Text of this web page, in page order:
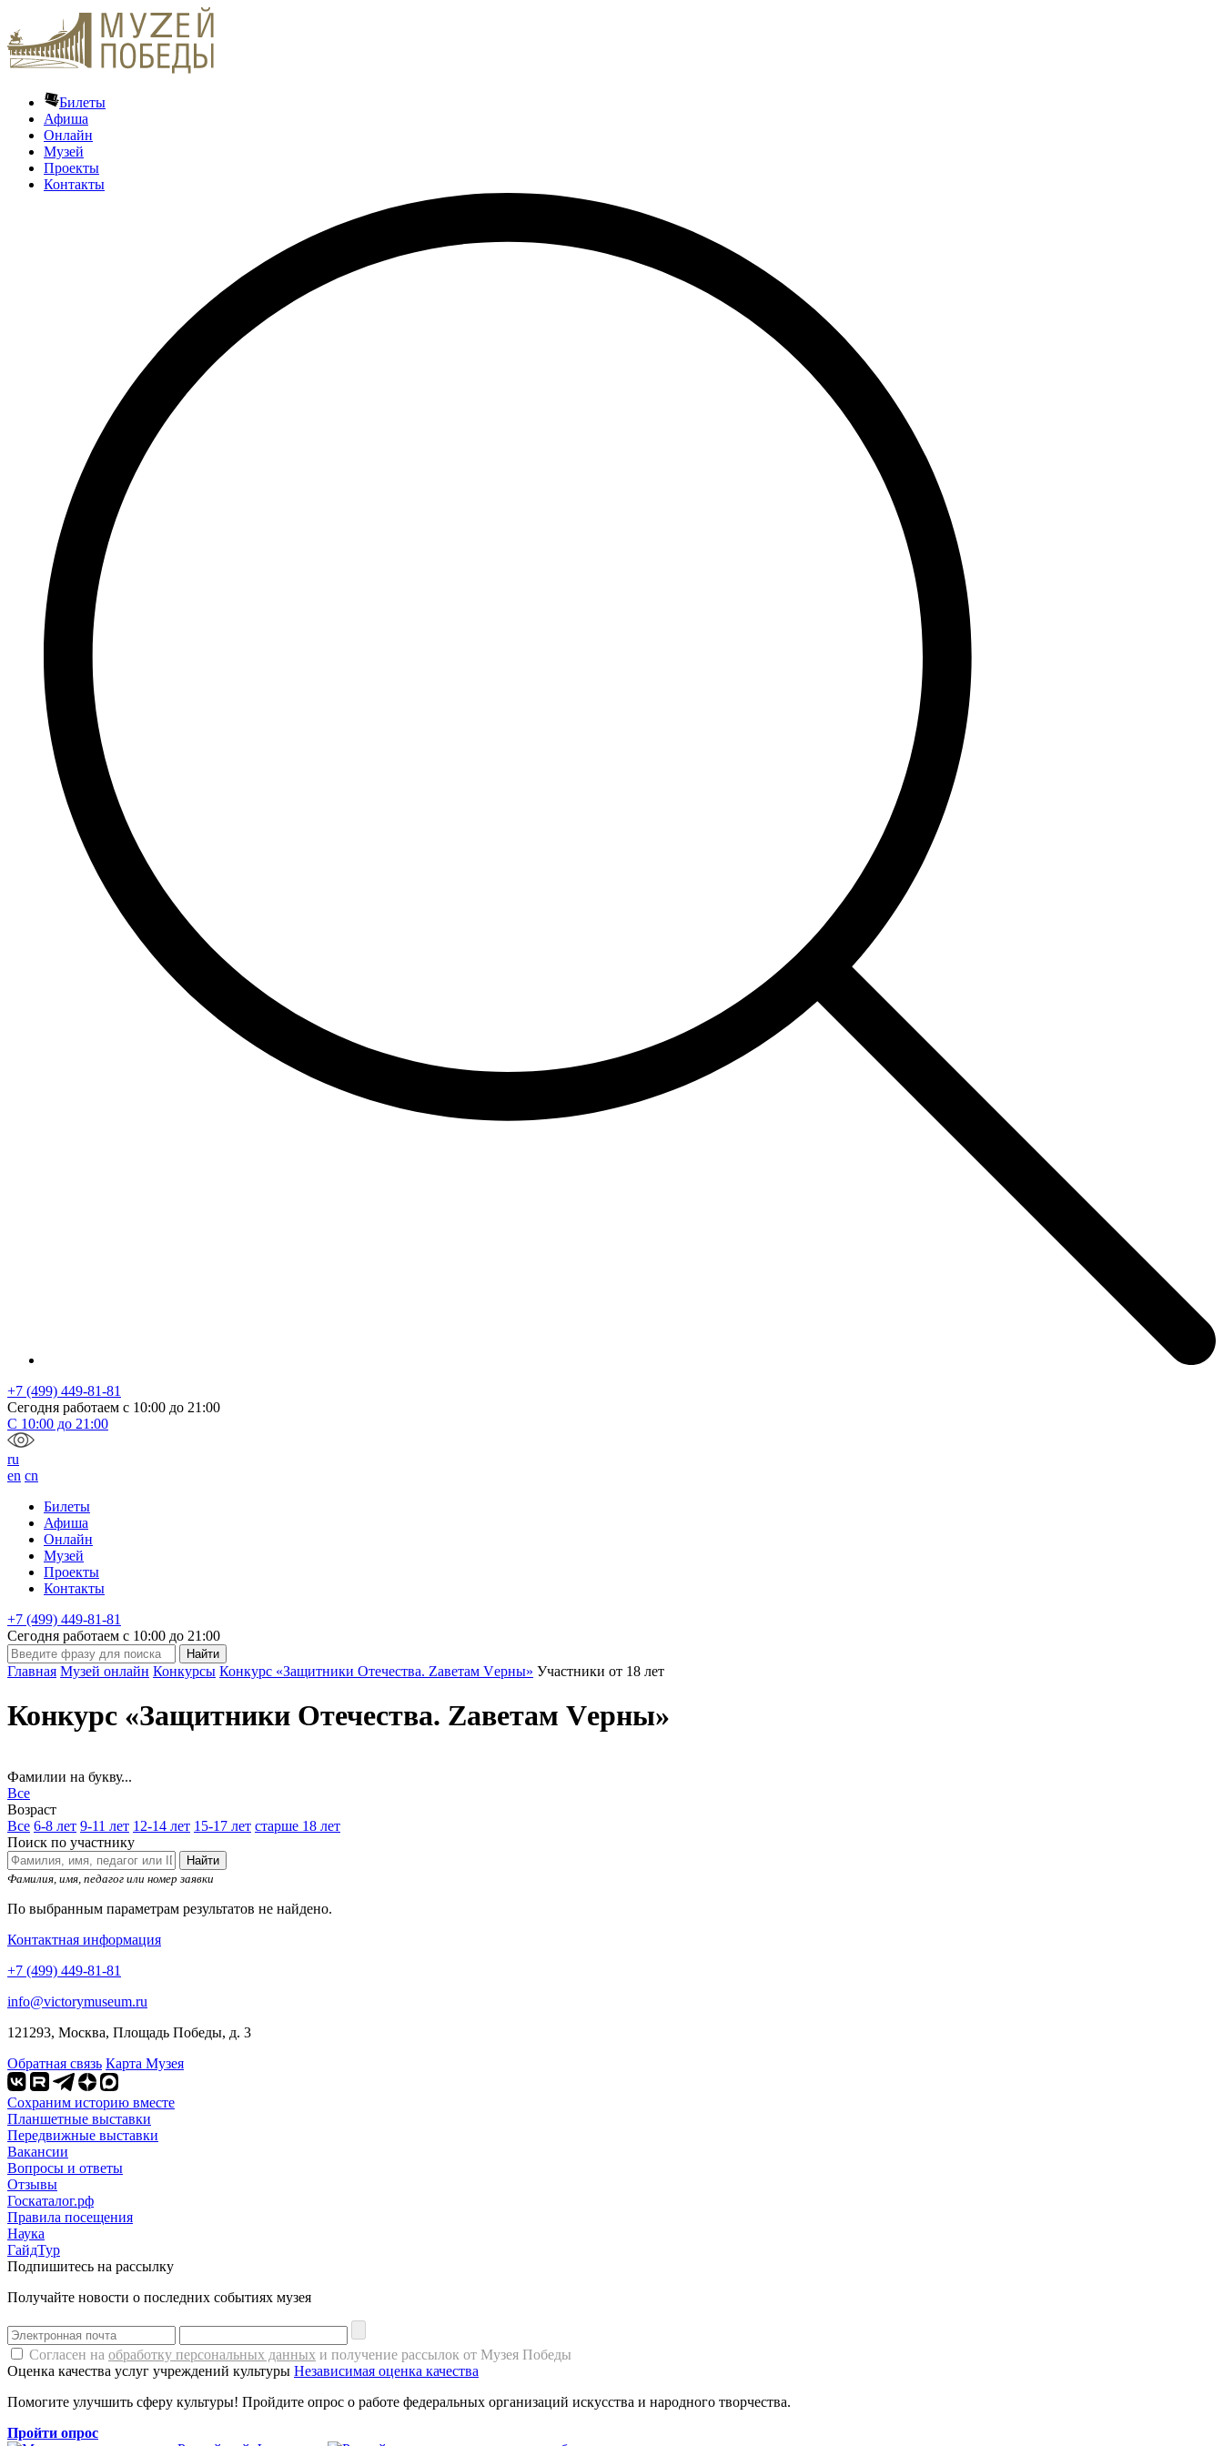
Билеты
Афиша
Онлайн
Музей
Проекты
Контакты
+7 (499) 449-81-81
Сегодня работаем с 10:00 до 21:00
С 10:00 до 21:00
ru
en cn
Билеты
Афиша
Онлайн
Музей
Проекты
Контакты
+7 (499) 449-81-81
Сегодня работаем с 10:00 до 21:00
Главная Музей онлайн Конкурсы Конкурс «Защитники Отечества. Zаветам Vерны» Участники от 18 лет
Конкурс «Защитники Отечества. Zаветам Vерны»
Фамилии на букву...
Все
Возраст
Все 6-8 лет 9-11 лет 12-14 лет 15-17 лет старше 18 лет
Поиск по участнику
Найти
Фамилия, имя, педагог или номер заявки
По выбранным параметрам результатов не найдено.
Контактная информация
+7 (499) 449-81-81
info@victorymuseum.ru
121293, Москва, Площадь Победы, д. 3
Обратная связь Карта Музея
Сохраним историю вместе
Планшетные выставки
Передвижные выставки
Вакансии
Вопросы и ответы
Отзывы
Госкаталог.рф
Правила посещения
Наука
ГайдТур
Подпишитесь на рассылку
Получайте новости о последних событиях музея
Согласен на обработку персональных данных и получение рассылок от Музея Победы
Оценка качества услуг учреждений культуры Независимая оценка качества
Помогите улучшить сферу культуры! Пройдите опрос о работе федеральных организаций искусства и народного творчества.
Пройти опрос